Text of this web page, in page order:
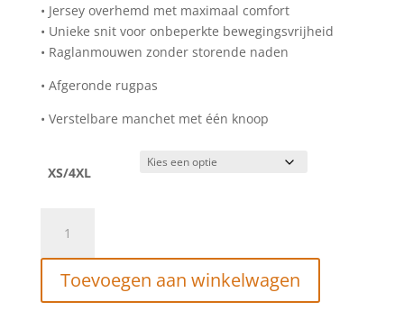
• Jersey overhemd met maximaal comfort
• Unieke snit voor onbeperkte bewegingsvrijheid
• Raglanmouwen zonder storende naden
• Afgeronde rugpas
• Verstelbare manchet met één knoop
XS/4XL
Jersey
shirt
Kent
black
Toevoegen aan winkelwagen